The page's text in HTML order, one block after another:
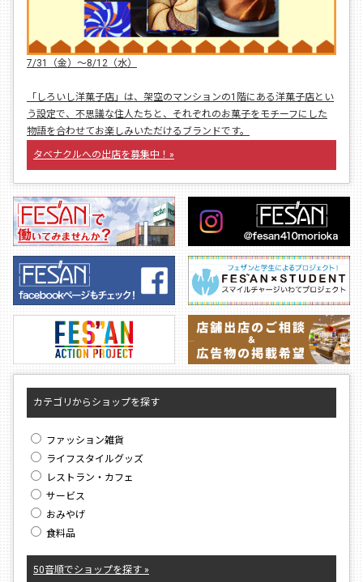
7/31（金）〜8/12（水）
「しろいし洋菓子店」は、架空のマンションの1階にある洋菓子店とい
う設定で、不思議な住人たちと、それぞれのお菓子をモチーフにした
物語を合わせてお楽しみいただけるブランドです。
タベナクルへの出店を募集中！»
カテゴリからショップを探す
ファッション雑貨
ライフスタイルグッズ
レストラン・カフェ
サービス
おみやげ
食料品
50音順でショップを探す »